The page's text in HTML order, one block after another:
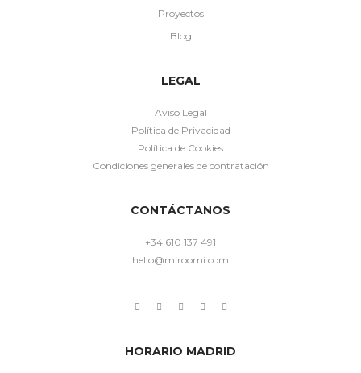
Proyectos
Blog
LEGAL
Aviso Legal
Política de Privacidad
Política de Cookies
Condiciones generales de contratación
CONTÁCTANOS
+34 610 137 491
hello@miroomi.com
HORARIO MADRID